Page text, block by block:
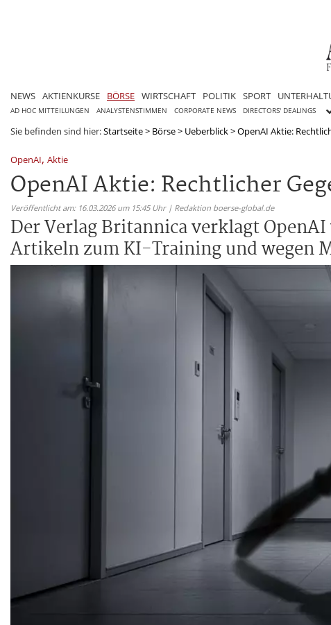
NEWS AKTIENKURSE BÖRSE WIRTSCHAFT POLITIK SPORT
AD HOC MITTEILUNGEN ANALYSTENSTIMMEN CORPORATE NEWS DIRECTORS' DEALINGS
Sie befinden sind hier:Startseite> Börse> Ueberblick>OpenAI Aktie:
OpenAI, Aktie
OpenAI Aktie: Rechtlicher
Veröffentlicht am: 16.03.2026 um 15:45 Uhr | Redaktion boerse-global.de
Der Verlag Britannica verklagt
Artikeln zum KI-Training und wegen